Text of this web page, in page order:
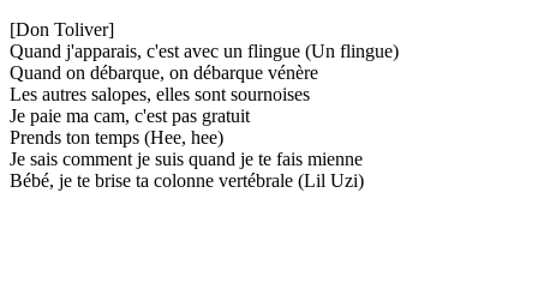
[Don Toliver]
Quand j'apparais, c'est avec un flingue (Un flingue)
Quand on débarque, on débarque vénère
Les autres salopes, elles sont sournoises
Je paie ma cam, c'est pas gratuit
Prends ton temps (Hee, hee)
Je sais comment je suis quand je te fais mienne
Bébé, je te brise ta colonne vertébrale (Lil Uzi)